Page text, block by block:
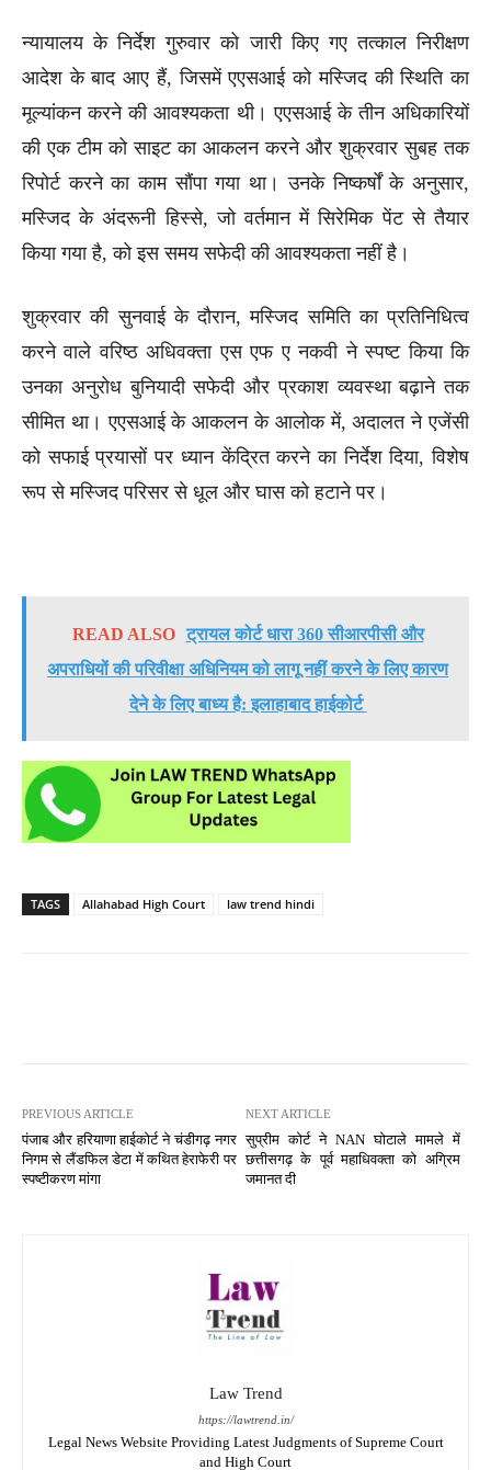
न्यायालय के निर्देश गुरुवार को जारी किए गए तत्काल निरीक्षण
आदेश के बाद आए हैं, जिसमें एएसआई को मस्जिद की स्थिति का
मूल्यांकन करने की आवश्यकता थी। एएसआई के तीन अधिकारियों
की एक टीम को साइट का आकलन करने और शुक्रवार सुबह तक
रिपोर्ट करने का काम सौंपा गया था। उनके निष्कर्षों के अनुसार,
मस्जिद के अंदरूनी हिस्से, जो वर्तमान में सिरेमिक पेंट से तैयार
किया गया है, को इस समय सफेदी की आवश्यकता नहीं है।
शुक्रवार की सुनवाई के दौरान, मस्जिद समिति का प्रतिनिधित्व
करने वाले वरिष्ठ अधिवक्ता एस एफ ए नकवी ने स्पष्ट किया कि
उनका अनुरोध बुनियादी सफेदी और प्रकाश व्यवस्था बढ़ाने तक
सीमित था। एएसआई के आकलन के आलोक में, अदालत ने एजेंसी
को सफाई प्रयासों पर ध्यान केंद्रित करने का निर्देश दिया, विशेष
रूप से मस्जिद परिसर से धूल और घास को हटाने पर।
READ ALSO ट्रायल कोर्ट धारा 360 सीआरपीसी और
अपराधियों की परिवीक्षा अधिनियम को लागू नहीं करने के लिए कारण
देने के लिए बाध्य है: इलाहाबाद हाईकोर्ट
TAGS Allahabad High Court law trend hindi
PREVIOUS ARTICLE
पंजाब और हरियाणा हाईकोर्ट ने चंडीगढ़ नगर
निगम से लैंडफिल डेटा में कथित हेराफेरी पर
स्पष्टीकरण मांगा
NEXT ARTICLE
सुप्रीम कोर्ट ने NAN घोटाले मामले में
छत्तीसगढ़ के पूर्व महाधिवक्ता को अग्रिम
जमानत दी
Law Trend
https://lawtrend.in/
Legal News Website Providing Latest Judgments of Supreme Court
and High Court